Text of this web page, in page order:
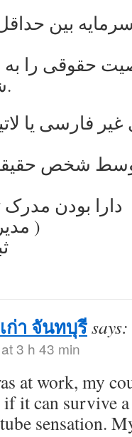
حقوقی را
شرکت می گویند.
فارسی یا
توسط شخص
2)دارا بودن
( مدیر عامل شرکت )
ก่า จันทบุรีsays:
3 h 43 min
at work, my
if it can survive
sensation.